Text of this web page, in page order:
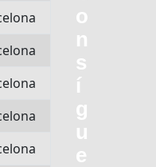
o
n
s
í
g
u
e